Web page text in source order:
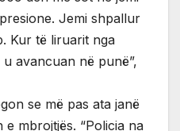
Jemi shpallur
Kur të liruarit nga
avancuan në punë”,
se më pas ata janë
mbrojtjës. “Policia na